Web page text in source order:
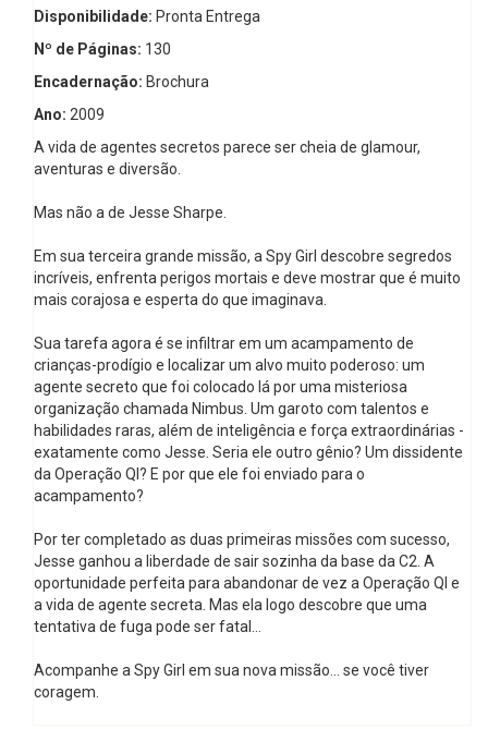
Disponibilidade: Pronta Entrega
Nº de Páginas: 130
Encadernação: Brochura
Ano: 2009
A vida de agentes secretos parece ser cheia de glamour,
aventuras e diversão.
Mas não a de Jesse Sharpe.
Em sua terceira grande missão, a Spy Girl descobre segredos
incríveis, enfrenta perigos mortais e deve mostrar que é muito
mais corajosa e esperta do que imaginava.
Sua tarefa agora é se infiltrar em um acampamento de
crianças-prodígio e localizar um alvo muito poderoso: um
agente secreto que foi colocado lá por uma misteriosa
organização chamada Nimbus. Um garoto com talentos e
habilidades raras, além de inteligência e força extraordinárias -
exatamente como Jesse. Seria ele outro gênio? Um dissidente
da Operação QI? E por que ele foi enviado para o
acampamento?
Por ter completado as duas primeiras missões com sucesso,
Jesse ganhou a liberdade de sair sozinha da base da C2. A
oportunidade perfeita para abandonar de vez a Operação QI e
a vida de agente secreta. Mas ela logo descobre que uma
tentativa de fuga pode ser fatal...
Acompanhe a Spy Girl em sua nova missão... se você tiver
coragem.